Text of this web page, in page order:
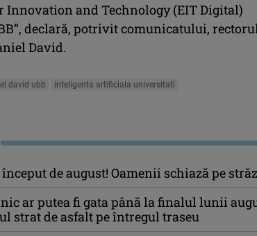
Innovation and Technology (EIT Digital)
declară, potrivit comunicatului,
David.
david ubb inteligenta artificiala universitati
de august! Oamenii schiază pe
ar putea fi gata până la finalul lunii
strat de asfalt pe întregul traseu